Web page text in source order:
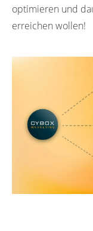
optimieren und
erreichen wollen!